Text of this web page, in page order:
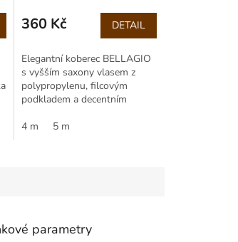
360 Kč DETAIL
Elegantní koberec BELLAGIO
s vyšším saxony vlasem z
polypropylenu, filcovým
podkladem a decentním
role 400/500 cm.
4 m 5 m
parametry